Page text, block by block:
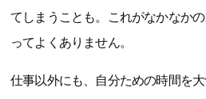
てしまうことも。これがなかなか
ってよくありません。
仕事以外にも、自分ための時間を